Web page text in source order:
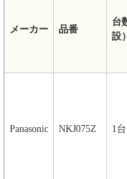
メーカー 品番
台
設）
Panasonic NKJ075Z 1台